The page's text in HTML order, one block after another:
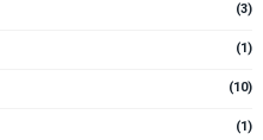
(3)
(1)
(10)
(1)